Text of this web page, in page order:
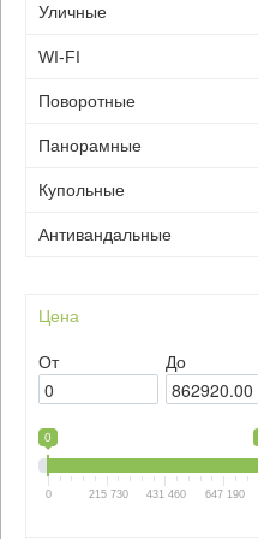
Уличные
WI-FI
Поворотные
Панорамные
Купольные
Антивандальные
Цена
От До
0
0 215 730 431 460 647 190